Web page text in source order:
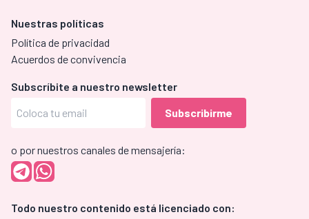
Nuestras políticas
Política de privacidad
Acuerdos de convivencia
Subscríbite a nuestro newsletter
o por nuestros canales de mensajería:
Todo nuestro contenido está licenciado con: